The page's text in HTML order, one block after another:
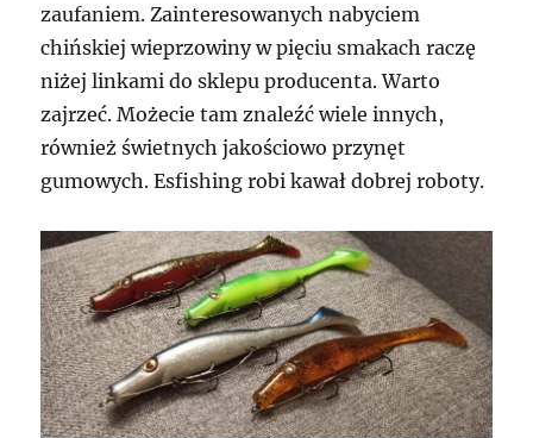
zaufaniem. Zainteresowanych nabyciem
chińskiej wieprzowiny w pięciu smakach raczę
niżej linkami do sklepu producenta. Warto
zajrzeć. Możecie tam znaleźć wiele innych,
również świetnych jakościowo przynęt
gumowych. Esfishing robi kawał dobrej roboty.